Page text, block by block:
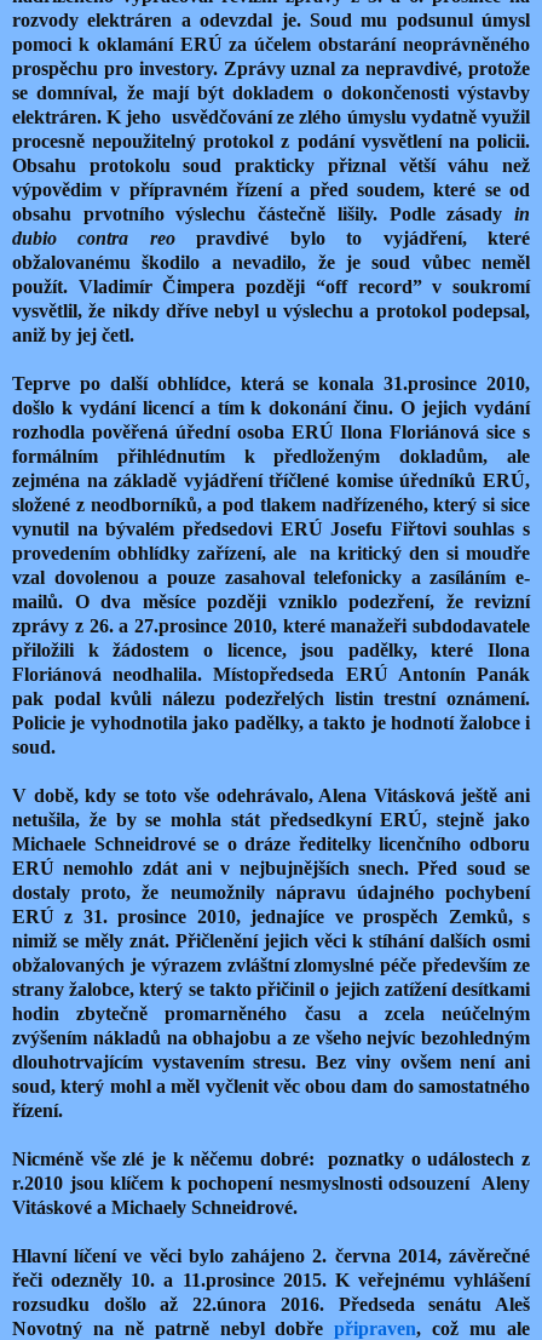
rozvody elektráren a odevzdal je. Soud mu podsunul úmysl
pomoci k oklamání ERÚ za účelem obstarání neoprávněného
prospěchu pro investory. Zprávy uznal za nepravdivé, protože
se domníval, že mají být dokladem o dokončenosti výstavby
elektráren. K jeho usvědčování ze zlého úmyslu vydatně využil
procesně nepoužitelný protokol z podání vysvětlení na policii.
Obsahu protokolu soud prakticky přiznal větší váhu než
výpovědim v přípravném řízení a před soudem, které se od
obsahu prvotního výslechu částečně lišily. Podle zásady in
dubio contra reopravdivé bylo to vyjádření, které
obžalovanému škodilo a nevadilo, že je soud vůbec neměl
použít. Vladimír Čimpera později “off record” v soukromí
vysvětlil, že nikdy dříve nebyl u výslechu a protokol podepsal,
aniž by jej četl.
Teprve po další obhlídce, která se konala 31.prosince 2010,
došlo k vydání licencí a tím k dokonání činu. O jejich vydání
rozhodla pověřená úřední osoba ERÚ Ilona Floriánová sice s
formálním přihlédnutím k předloženým dokladům, ale
zejména na základě vyjádření tříčlené komise úředníků ERÚ,
složené z neodborníků, a pod tlakem nadřízeného, který si sice
vynutil na bývalém předsedovi ERÚ Josefu Fiřtovi souhlas s
provedením obhlídky zařízení, ale na kritický den si moudře
vzal dovolenou a pouze zasahoval telefonicky a zasíláním e-
mailů. O dva měsíce později vzniklo podezření, že revizní
zprávy z 26. a 27.prosince 2010, které manažeři subdodavatele
přiložili k žádostem o licence, jsou padělky, které Ilona
Floriánová neodhalila. Místopředseda ERÚ Antonín Panák
pak podal kvůli nálezu podezřelých listin trestní oznámení.
Policie je vyhodnotila jako padělky, a takto je hodnotí žalobce i
soud.
V době, kdy se toto vše odehrávalo, Alena Vitásková ještě ani
netušila, že by se mohla stát předsedkyní ERÚ, stejně jako
Michaele Schneidrové se o dráze ředitelky licenčního odboru
ERÚ nemohlo zdát ani v nejbujnějších snech. Před soud se
dostaly proto, že neumožnily nápravu údajného pochybení
ERÚ z 31. prosince 2010, jednajíce ve prospěch Zemků, s
nimiž se měly znát. Přičlenění jejich věci k stíhání dalších osmi
obžalovaných je výrazem zvláštní zlomyslné péče především ze
strany žalobce, který se takto přičinil o jejich zatížení desítkami
hodin zbytečně promarněného času a zcela neúčelným
zvýšením nákladů na obhajobu a ze všeho nejvíc bezohledným
dlouhotrvajícím vystavením stresu. Bez viny ovšem není ani
soud, který mohl a měl vyčlenit věc obou dam do samostatného
řízení.
Nicméně vše zlé je k něčemu dobré: poznatky o událostech z
r.2010 jsou klíčem k pochopení nesmyslnosti odsouzení Aleny
Vitáskové a Michaely Schneidrové.
Hlavní líčení ve věci bylo zahájeno 2. června 2014, závěrečné
řeči odezněly 10. a 11.prosince 2015. K veřejnému vyhlášení
rozsudku došlo až 22.února 2016. Předseda senátu Aleš
Novotný na ně patrně nebyl dobřepřipraven, což mu ale